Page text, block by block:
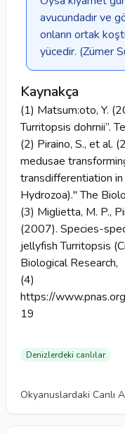
avucundadır ve
onların ortak
yücedir. (Zümer
Kaynakça
(1) Matsum:oto, Y.
Turritopsis dohrnii”.
(2) Piraino, S., et al.
medusae
transdifferentiation in
Hydrozoa)." The
(3) Miglietta, M. P.,
(2007). Species-
jellyfish Turritopsis
Biological Research,
(4)
https://
19
Denizlerdeki canlılar
Okyanuslardaki Canlı